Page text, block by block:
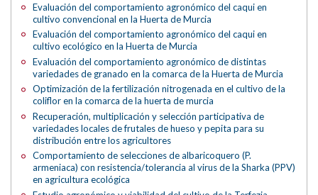
Evaluación del comportamiento agronómico del caqui en
cultivo convencional en la Huerta de Murcia
Evaluación del comportamiento agronómico del caqui en
cultivo ecológico en la Huerta de Murcia
Evaluación del comportamiento agronómico de distintas
variedades de granado en la comarca de la Huerta de Murcia
Optimización de la fertilización nitrogenada en el cultivo de la
coliflor en la comarca de la huerta de murcia
Recuperación, multiplicación y selección participativa de
variedades locales de frutales de hueso y pepita para su
distribución entre los agricultores
Comportamiento de selecciones de albaricoquero (P.
armeniaca) con resistencia/tolerancia al virus de la Sharka (PPV)
en agricultura ecológica